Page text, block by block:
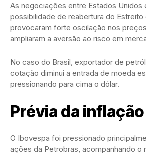
As negociações entre Estados Unidos
possibilidade de reabertura do Estreito
provocaram forte oscilação nos
ampliaram a aversão ao risco em
No caso do Brasil, exportador de
cotação diminui a entrada de moeda
pressionando para cima o dólar.
Prévia da inflação
O Ibovespa foi pressionado
ações da Petrobras, acompanhando o